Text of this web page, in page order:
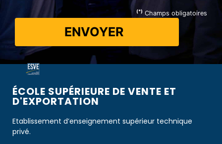
(*) Champs obligatoires
ENVOYER
ÉCOLE SUPÉRIEURE DE VENTE ET
D'EXPORTATION​​
Etablissement d’enseignement supérieur technique
privé.